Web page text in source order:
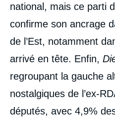
national, mais ce parti
confirme son ancrage
de l’Est, notamment
arrivé en tête. Enfin,
regroupant la gauche
nostalgiques de l’ex-
députés, avec 4,9%